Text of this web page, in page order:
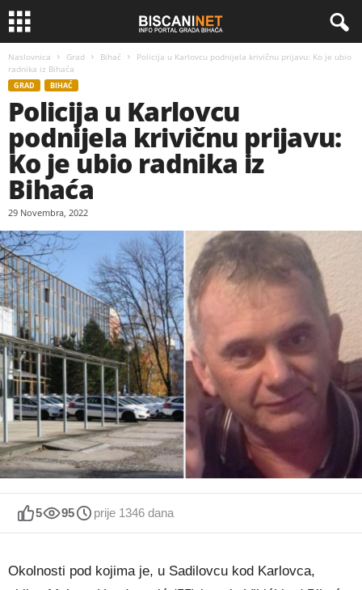
Naslovnica Grad Bihać
Policija u Karlovcu podnijela krivičnu prijavu: Ko je ubio
radnika iz Bihaća
GRAD BIHAĆ
Policija u Karlovcu
podnijela krivičnu prijavu:
Ko je ubio radnika iz
Bihaća
29 Novembra, 2022
5 95 prije 1346 dana
Okolnosti pod kojima je, u Sadilovcu kod Karlovca,